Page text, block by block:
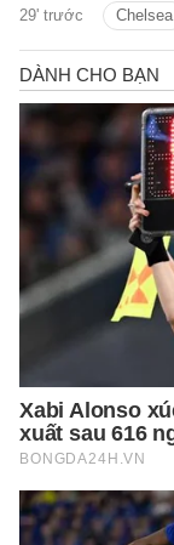
29' trước Chelsea
xúc đối với toàn đội.